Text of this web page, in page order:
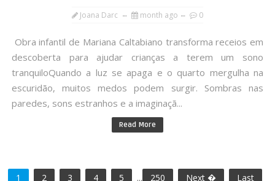
Joana Darc month ago 0
Obra infantil de Mariana Caltabiano transforma receios em
descoberta para ajudar crianças a terem um sono
tranquiloQuando a luz se apaga e o quarto mergulha na
escuridão, muitos medos podem surgir. Sombras nas
paredes, sons estranhos e a imaginaçã...
Read More
1 2 3 4 5 ... 250 Next � Last